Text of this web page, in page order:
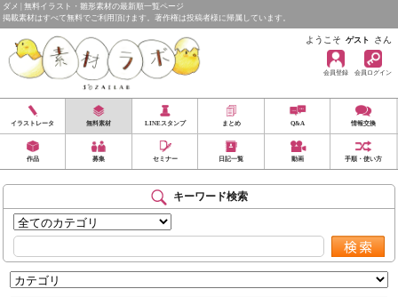
ダメ | 無料イラスト・雛形素材の最新順一覧ページ
掲載素材はすべて無料でご利用頂けます。著作権は投稿者様に帰属しています。
ようこそ ゲスト さん
会員登録 会員ログイン
イラストレータ 無料素材 LINEスタンプ まとめ Q&A 情報交換
作品 募集 セミナー 日記一覧 動画 手順・使い方
キーワード検索